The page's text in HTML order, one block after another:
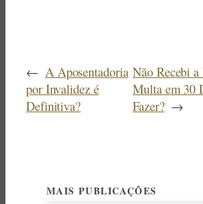
← A Aposentadoria
por Invalidez é
Definitiva?
Não Recebi
Multa em 30
Fazer? →
MAIS PUBLICAÇÕES